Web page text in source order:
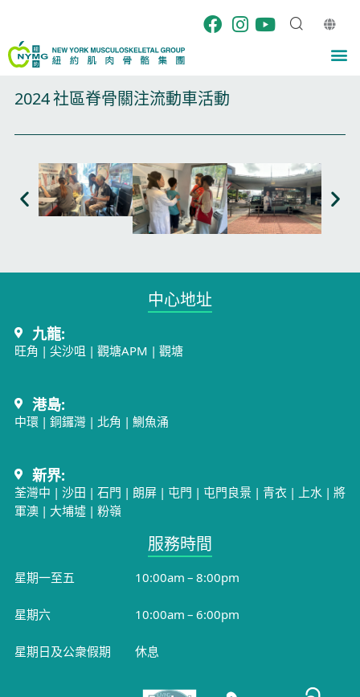
content
2024 社區脊骨關注流動車活動
中心地址​
九龍:
旺角 | 尖沙咀 | 觀塘APM | 觀塘
港島:
中環| 銅鑼灣 | 北角 | 鰂魚涌
新界:
荃灣中 | 沙田 | 石門 | 朗屏| 屯門 | 屯門良景 | 青衣 | 上水 | 將
軍澳| 大埔墟| 粉嶺
服務時間​
星期一至五 10:00am – 8:00pm
星期六 10:00am – 6:00pm
星期日及公衆假期 休息